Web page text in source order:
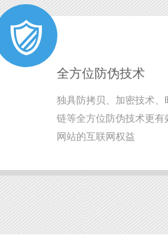
全方位防伪技术
独具防拷贝、加密技术、
链等全方位防伪技术更有
网站的互联网权益